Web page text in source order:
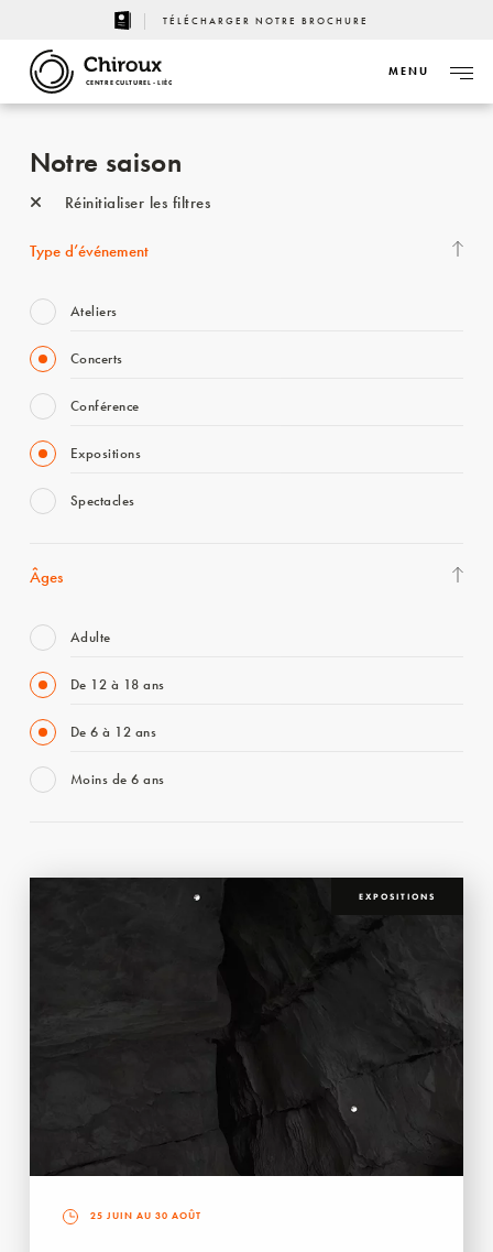
TÉLÉCHARGER NOTRE BROCHURE
CENTRE CULTUREL - LIÈGE
MENU
Notre saison
Réinitialiser les filtres
Type d’événement
Ateliers
Concerts
Conférence
Expositions
Spectacles
Âges
Adulte
De 12 à 18 ans
De 6 à 12 ans
Moins de 6 ans
EXPOSITIONS
25 JUIN AU 30 AOÛT